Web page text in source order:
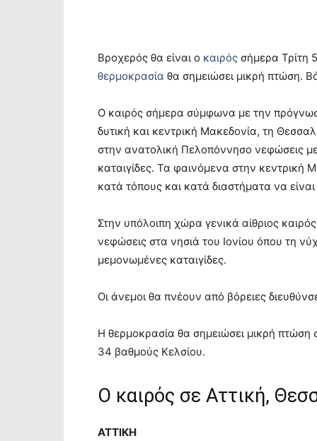
Βροχερός θα είναι ο καιρός σήμερα Τρίτη
θερμοκρασία θα σημειώσει μικρή πτώση.
Ο καιρός σήμερα σύμφωνα με την
δυτική και κεντρική Μακεδονία, τη
στην ανατολική Πελοπόννησο νεφώσεις
καταιγίδες. Τα φαινόμενα στην κεντρική
κατά τόπους και κατά διαστήματα να
Στην υπόλοιπη χώρα γενικά αίθριος
νεφώσεις στα νησιά του Ιονίου όπου τη
μεμονωμένες καταιγίδες.
Οι άνεμοι θα πνέουν από βόρειες
Η θερμοκρασία θα σημειώσει μικρή πτώση
34 βαθμούς Κελσίου.
Ο καιρός σε Αττική,
ΑΤΤΙΚΗ